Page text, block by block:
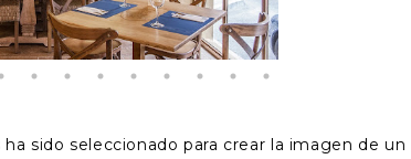
sido seleccionado para crear la imagen de un